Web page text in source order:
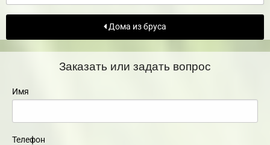
Дома из бруса
Заказать или задать вопрос
Имя
Телефон